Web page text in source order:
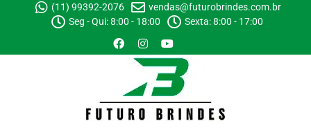
(11) 99392-2076
vendas@futurobrindes.com.br
Seg - Qui: 8:00 - 18:00
Sexta: 8:00 - 17:00